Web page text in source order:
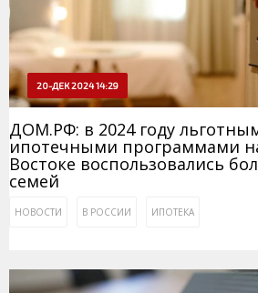
20-ДЕК 2024 14:29
ДОМ.РФ: в 2024 году
ипотечными программами
Востоке воспользовались
семей
НОВОСТИ В РОССИИ ИПОТЕКА